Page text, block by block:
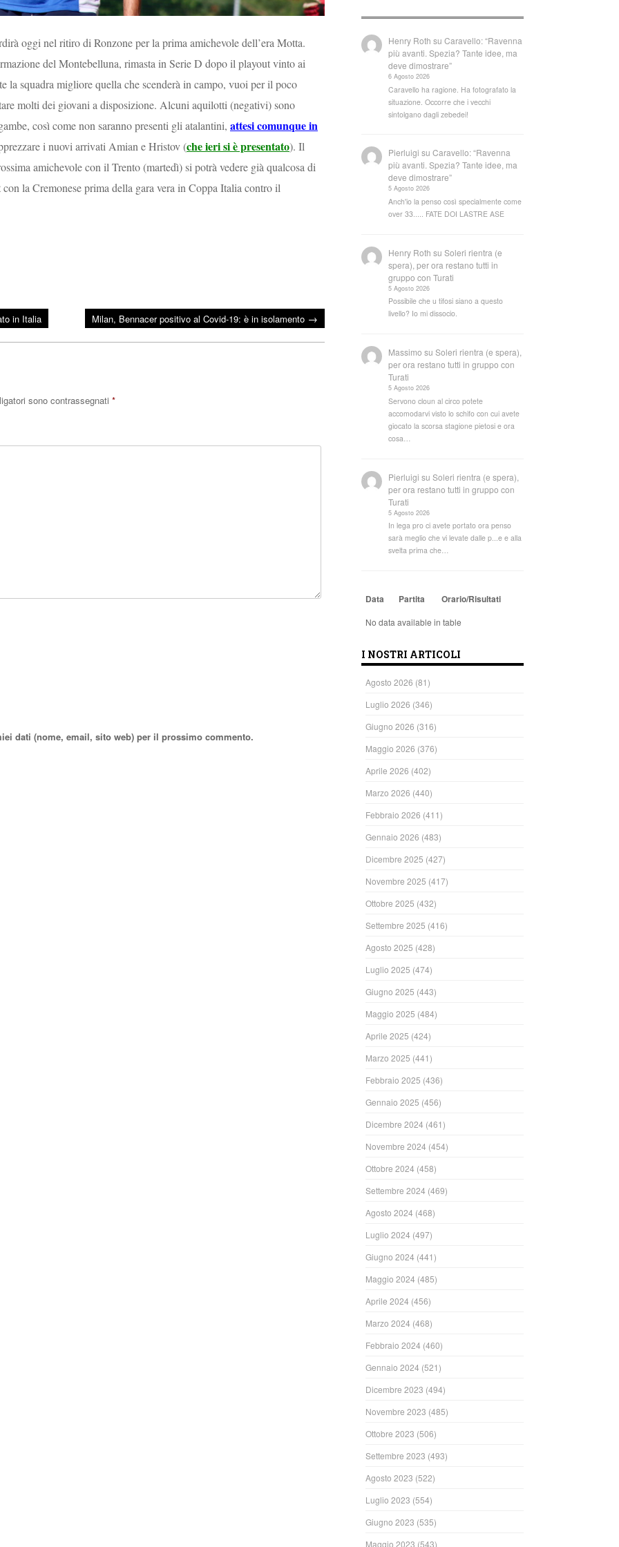
oggi nel ritiro di Ronzone per la prima amichevole dell’era Motta.
del Montebelluna, rimasta in Serie D dopo il playout vinto ai
la squadra migliore quella che scenderà in campo, vuoi per il poco
molti dei giovani a disposizione. Alcuni aquilotti (negativi) sono
così come non saranno presenti gli atalantini, attesi comunque in
i nuovi arrivati Amian e Hristov (che ieri si è presentato). Il
amichevole con il Trento (martedì) si potrà vedere già qualcosa di
la Cremonese prima della gara vera in Coppa Italia contro il
in Italia Milan, Bennacer positivo al Covid-19: è in isolamento →
sono contrassegnati *
dati (nome, email, sito web) per il prossimo commento.
Henry Roth suCaravello: “Ravenna
più avanti. Spezia? Tante idee, ma
deve dimostrare”
6 Agosto 2026
Caravello ha ragione. Ha fotografato la
situazione. Occorre che i vecchi
sintolgano dagli zebedei!
Pierluigi suCaravello: “Ravenna
più avanti. Spezia? Tante idee, ma
deve dimostrare”
5 Agosto 2026
Anch'io la penso così specialmente come
over 33..... FATE DOI LASTRE ASE
Henry Roth suSoleri rientra (e
spera), per ora restano tutti in
gruppo con Turati
5 Agosto 2026
Possibile che u tifosi siano a questo
livello? Io mi dissocio.
Massimo suSoleri rientra (e spera),
per ora restano tutti in gruppo con
Turati
5 Agosto 2026
Servono cloun al circo potete
accomodarvi visto lo schifo con cui avete
giocato la scorsa stagione pietosi e ora
cosa…
Pierluigi suSoleri rientra (e spera),
per ora restano tutti in gruppo con
Turati
5 Agosto 2026
In lega pro ci avete portato ora penso
sarà meglio che vi levate dalle p...e e alla
svelta prima che…
Data Partita Orario/Risultati
No data available in table
I NOSTRI ARTICOLI
Agosto 2026 (81)
Luglio 2026 (346)
Giugno 2026 (316)
Maggio 2026 (376)
Aprile 2026 (402)
Marzo 2026 (440)
Febbraio 2026 (411)
Gennaio 2026 (483)
Dicembre 2025 (427)
Novembre 2025 (417)
Ottobre 2025 (432)
Settembre 2025 (416)
Agosto 2025 (428)
Luglio 2025 (474)
Giugno 2025 (443)
Maggio 2025 (484)
Aprile 2025 (424)
Marzo 2025 (441)
Febbraio 2025 (436)
Gennaio 2025 (456)
Dicembre 2024 (461)
Novembre 2024 (454)
Ottobre 2024 (458)
Settembre 2024 (469)
Agosto 2024 (468)
Luglio 2024 (497)
Giugno 2024 (441)
Maggio 2024 (485)
Aprile 2024 (456)
Marzo 2024 (468)
Febbraio 2024 (460)
Gennaio 2024 (521)
Dicembre 2023 (494)
Novembre 2023 (485)
Ottobre 2023 (506)
Settembre 2023 (493)
Agosto 2023 (522)
Luglio 2023 (554)
Giugno 2023 (535)
Maggio 2023 (543)